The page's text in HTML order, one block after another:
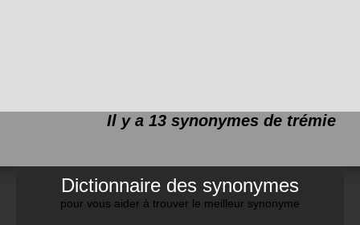
Il y a 13 synonymes de trémie
Dictionnaire des synonymes
pour vous aider à trouver le meilleur synonyme